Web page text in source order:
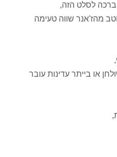
ברכה לסלט הזה,
מהז'אנר שווה טעימה
או בייתר עדינות עובר